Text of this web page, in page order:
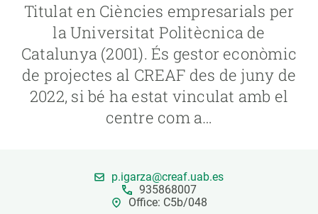
Titulat en Ciències empresarials per
la Universitat Politècnica de
Catalunya (2001). És gestor econòmic
de projectes al CREAF des de juny de
2022, si bé ha estat vinculat amb el
centre com a…
p.igarza@creaf.uab.es
935868007
Office: C5b/048
UNEIX-TE A NOSALTRES
PARTICIPA
NOTÍCIES I AGENDA